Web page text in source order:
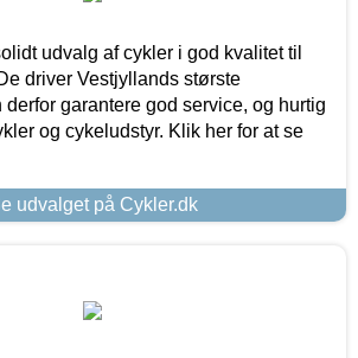
udvalg af cykler i god kvalitet til
driver Vestjyllands største
garantere god service, og hurtig
og cykeludstyr. Klik her for at se
udvalget på Cykler.dk